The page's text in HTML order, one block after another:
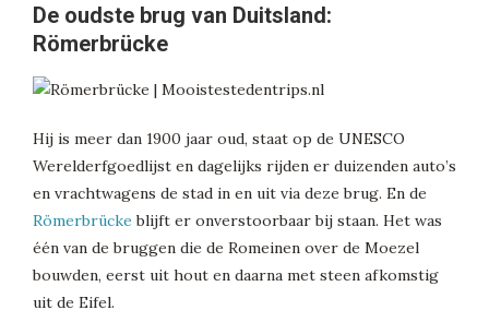
De oudste brug van Duitsland:
Römerbrücke
Hij is meer dan 1900 jaar oud, staat op de UNESCO
Werelderfgoedlijst en dagelijks rijden er duizenden auto’s
en vrachtwagens de stad in en uit via deze brug. En de
Römerbrücke blijft er onverstoorbaar bij staan. Het was
één van de bruggen die de Romeinen over de Moezel
bouwden, eerst uit hout en daarna met steen afkomstig
uit de Eifel.